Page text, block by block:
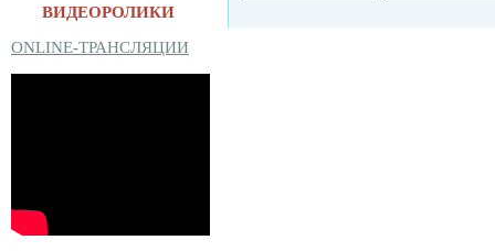
ВИДЕОРОЛИКИ
ONLINE-ТРАНСЛЯЦИИ